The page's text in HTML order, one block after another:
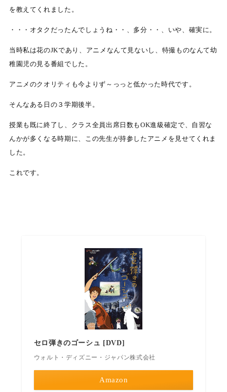
を教えてくれました。
・・・オタクだったんでしょうね・・、多分・・、いや、確実に。
当時私は花のJKであり、アニメなんて見ないし、特撮ものなんて幼
稚園児の見る番組でした。
アニメのクオリティも今よりず～っっと低かった時代です。
そんなある日の３学期後半。
授業も既に終了し、クラス全員出席日数もOK進級確定で、自習な
んかが多くなる時期に、この先生が持参したアニメを見せてくれま
した。
これです。
セロ弾きのゴーシュ [DVD]
ウォルト・ディズニー・ジャパン株式会社
Amazon